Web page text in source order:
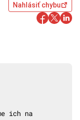
Nahlásiť chybu
ich na